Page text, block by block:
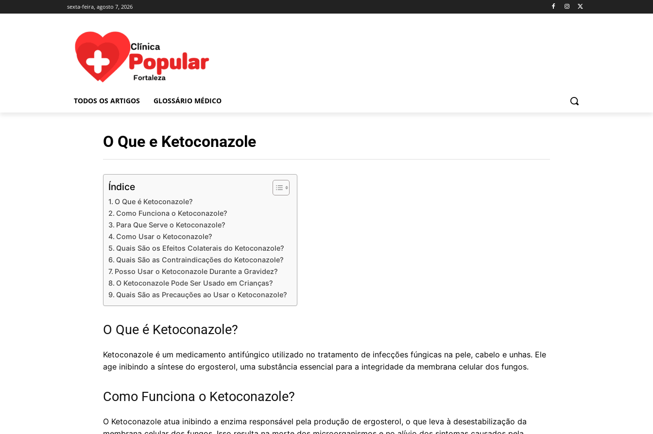
sexta-feira, agosto 7, 2026
TODOS OS ARTIGOS GLOSSÁRIO MÉDICO
O Que e Ketoconazole
Índice
O Que é Ketoconazole?
Como Funciona o Ketoconazole?
Para Que Serve o Ketoconazole?
Como Usar o Ketoconazole?
Quais São os Efeitos Colaterais do Ketoconazole?
Quais São as Contraindicações do Ketoconazole?
Posso Usar o Ketoconazole Durante a Gravidez?
O Ketoconazole Pode Ser Usado em Crianças?
Quais São as Precauções ao Usar o Ketoconazole?
O Que é Ketoconazole?
Ketoconazole é um medicamento antifúngico utilizado no tratamento de infecções fúngicas na pele, cabelo e unhas. Ele
age inibindo a síntese do ergosterol, uma substância essencial para a integridade da membrana celular dos fungos.
Como Funciona o Ketoconazole?
O Ketoconazole atua inibindo a enzima responsável pela produção de ergosterol, o que leva à desestabilização da